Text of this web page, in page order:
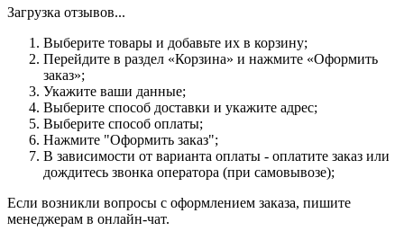
Загрузка отзывов...
Выберите товары и добавьте их в корзину;
Перейдите в раздел «Корзина» и нажмите «Оформить
заказ»;
Укажите ваши данные;
Выберите способ доставки и укажите адрес;
Выберите способ оплаты;
Нажмите "Оформить заказ";
В зависимости от варианта оплаты - оплатите заказ или
дождитесь звонка оператора (при самовывозе);
Если возникли вопросы с оформлением заказа, пишите
менеджерам в онлайн-чат.